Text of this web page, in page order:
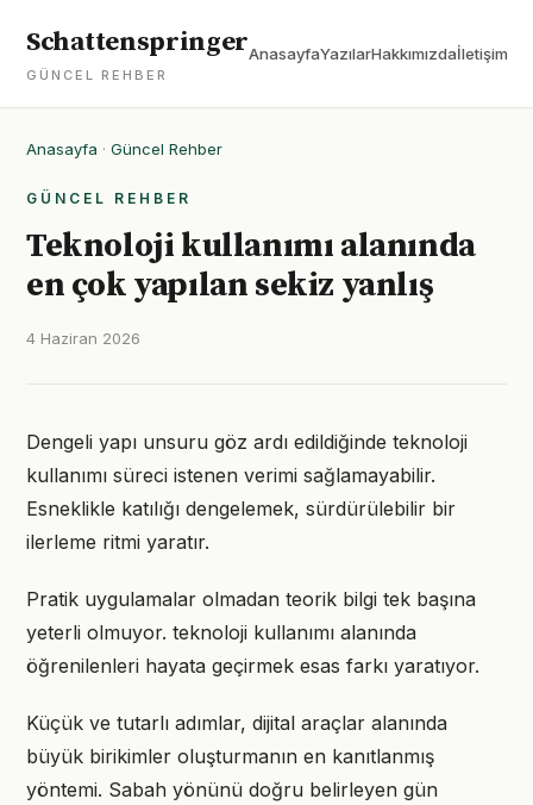
Schattenspringer
GÜNCEL REHBER
AnasayfaYazılarHakkımızdaİletişim
Anasayfa · Güncel Rehber
GÜNCEL REHBER
Teknoloji kullanımı alanında
en çok yapılan sekiz yanlış
4 Haziran 2026
Dengeli yapı unsuru göz ardı edildiğinde teknoloji
kullanımı süreci istenen verimi sağlamayabilir.
Esneklikle katılığı dengelemek, sürdürülebilir bir
ilerleme ritmi yaratır.
Pratik uygulamalar olmadan teorik bilgi tek başına
yeterli olmuyor. teknoloji kullanımı alanında
öğrenilenleri hayata geçirmek esas farkı yaratıyor.
Küçük ve tutarlı adımlar, dijital araçlar alanında
büyük birikimler oluşturmanın en kanıtlanmış
yöntemi. Sabah yönünü doğru belirleyen gün